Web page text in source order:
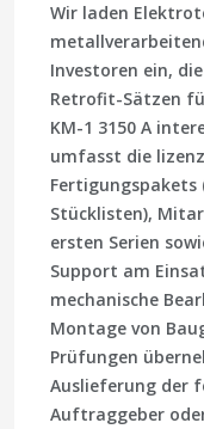
Wir laden
Investoren ein,
Retrofit-Sätzen
KМ-1 3150 A
umfasst die
Stücklisten),
ersten Serien
Support am
mechanische
Montage von
Prüfungen
Auslieferung der
Auftraggeber